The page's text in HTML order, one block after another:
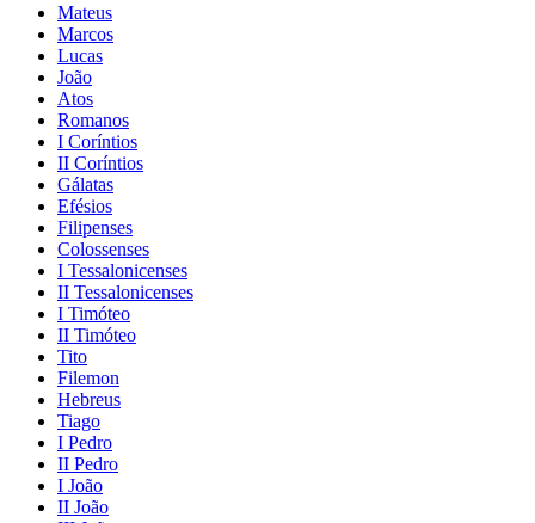
Mateus
Marcos
Lucas
João
Atos
Romanos
I Coríntios
II Coríntios
Gálatas
Efésios
Filipenses
Colossenses
I Tessalonicenses
II Tessalonicenses
I Timóteo
II Timóteo
Tito
Filemon
Hebreus
Tiago
I Pedro
II Pedro
I João
II João